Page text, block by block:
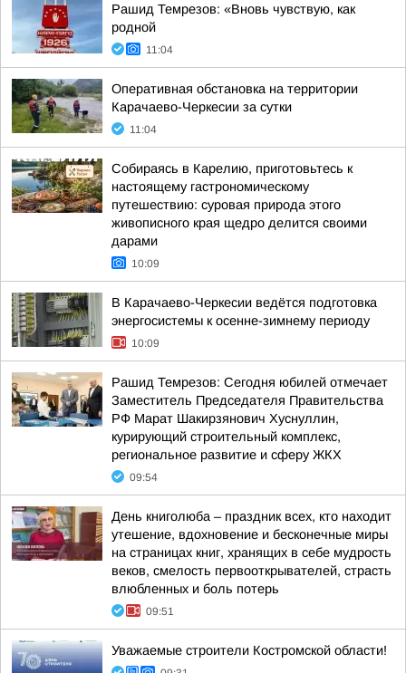
Рашид Темрезов: «Вновь чувствую, как
родной
11:04
Оперативная обстановка на территории
Карачаево-Черкесии за сутки
11:04
Собираясь в Карелию, приготовьтесь к
настоящему гастрономическому
путешествию: суровая природа этого
живописного края щедро делится своими
дарами
10:09
В Карачаево-Черкесии ведётся подготовка
энергосистемы к осенне-зимнему периоду
10:09
Рашид Темрезов: Сегодня юбилей отмечает
Заместитель Председателя Правительства
РФ Марат Шакирзянович Хуснуллин,
курирующий строительный комплекс,
региональное развитие и сферу ЖКХ
09:54
День книголюба – праздник всех, кто находит
утешение, вдохновение и бесконечные миры
на страницах книг, хранящих в себе мудрость
веков, смелость первооткрывателей, страсть
влюбленных и боль потерь
09:51
Уважаемые строители Костромской области!